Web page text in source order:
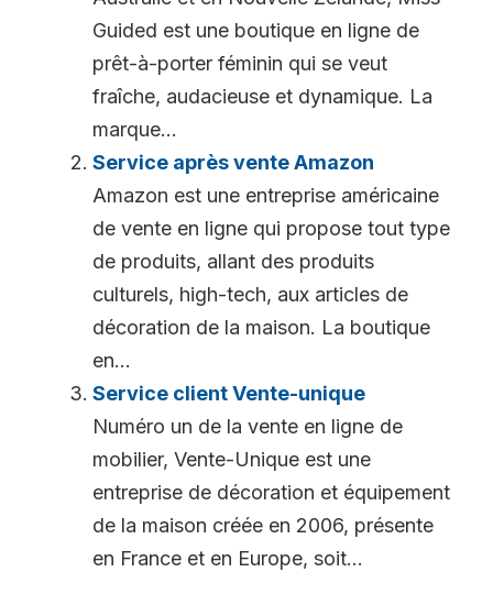
Guided est une boutique en ligne de
prêt-à-porter féminin qui se veut
fraîche, audacieuse et dynamique. La
marque...
Service après vente Amazon
Amazon est une entreprise américaine
de vente en ligne qui propose tout type
de produits, allant des produits
culturels, high-tech, aux articles de
décoration de la maison. La boutique
en...
Service client Vente-unique
Numéro un de la vente en ligne de
mobilier, Vente-Unique est une
entreprise de décoration et équipement
de la maison créée en 2006, présente
en France et en Europe, soit...